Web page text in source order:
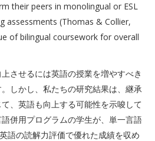
their peers in monolingual or ESL
assessments (Thomas & Collier,
of bilingual coursework for overall
させるには英語の授業を増やすべき
しかし、私たちの研究結果は、継承
、英語も向上する可能性を示唆して
併用プログラムの学生が、単一言語
語の読解力評価で優れた成績を収め